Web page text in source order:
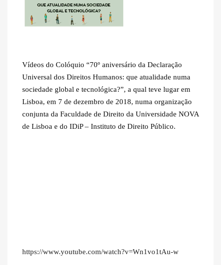
Vídeos do Colóquio “70º aniversário da Declaração
Universal dos Direitos Humanos: que atualidade numa
sociedade global e tecnológica?”, a qual teve lugar em
Lisboa, em 7 de dezembro de 2018, numa organização
conjunta da Faculdade de Direito da Universidade NOVA
de Lisboa e do IDiP – Instituto de Direito Público.
https://www.youtube.com/watch?v=Wn1vo1tAu-w